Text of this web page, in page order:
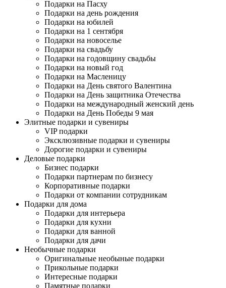
Подарки на Пасху
Подарки на день рождения
Подарки на юбилей
Подарки на 1 сентября
Подарки на новоселье
Подарки на свадьбу
Подарки на годовщину свадьбы
Подарки на новый год
Подарки на Масленицу
Подарки на День святого Валентина
Подарки на День защитника Отечества
Подарки на международный женский день
Подарки на День Победы 9 мая
Элитные подарки и сувениры
VIP подарки
Эксклюзивные подарки и сувениры
Дорогие подарки и сувениры
Деловые подарки
Бизнес подарки
Подарки партнерам по бизнесу
Корпоративные подарки
Подарки от компании сотрудникам
Подарки для дома
Подарки для интерьера
Подарки для кухни
Подарки для ванной
Подарки для дачи
Необычные подарки
Оригинальные необыные подарки
Прикольные подарки
Интересные подарки
Памятные подарки